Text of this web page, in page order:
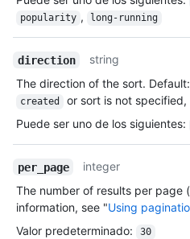
popularity , long-running
direction
string
The direction of the sort. Default:
created or sort is not specified,
Puede ser uno de los siguientes:
per_page
integer
The number of results per page
information, see "Using
Valor predeterminado: 30